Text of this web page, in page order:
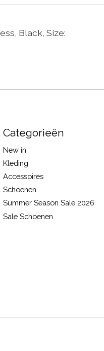
Black, Size:
Categorieën
New in
Kleding
Accessoires
Schoenen
Summer Season Sale 2026
Sale Schoenen